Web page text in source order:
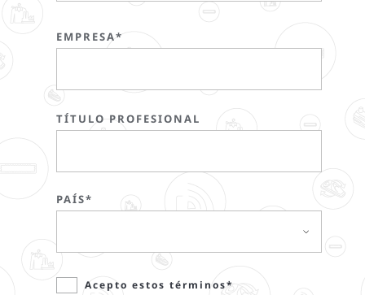
EMPRESA*
TÍTULO PROFESIONAL
PAÍS*
Acepto estos términos*